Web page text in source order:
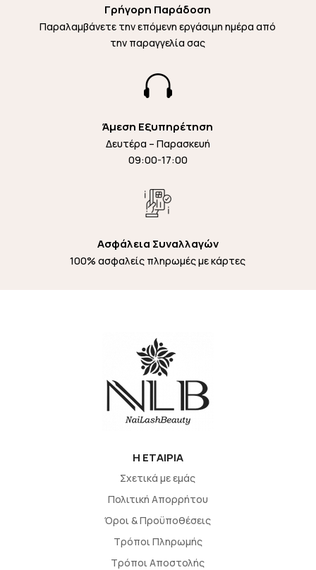
Γρήγορη Παράδοση
Παραλαμβάνετε την επόμενη εργάσιμη ημέρα από
την παραγγελία σας

Άμεση Εξυπηρέτηση
Δευτέρα – Παρασκευή
09:00-17:00
Ασφάλεια Συναλλαγών
100% ασφαλείς πληρωμές με κάρτες
H EΤΑΙΡΙΑ
Σχετικά με εμάς
Πολιτική Απορρήτου
Όροι & Προϋποθέσεις
Τρόποι Πληρωμής
Τρόποι Αποστολής